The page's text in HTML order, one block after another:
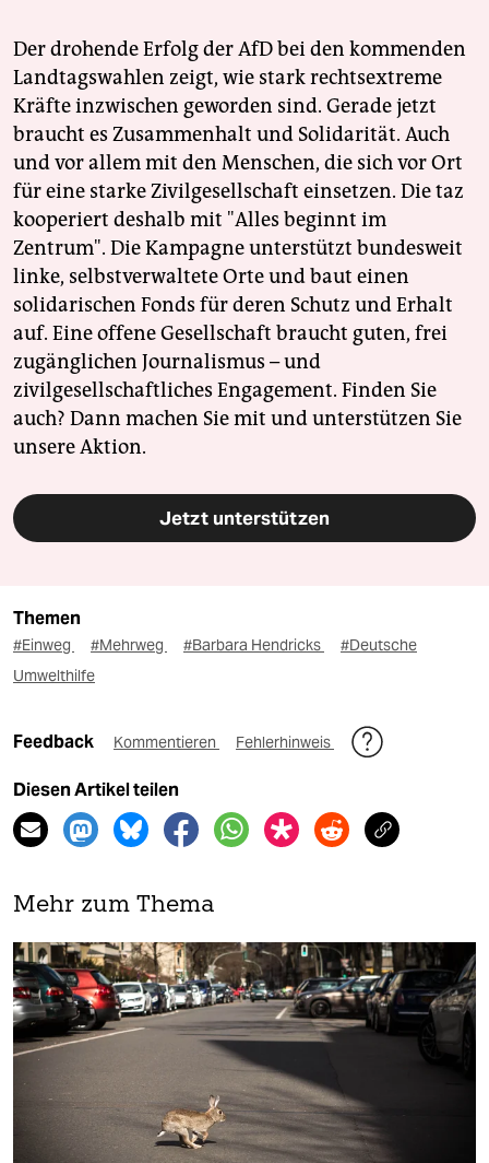
Der drohende Erfolg der AfD bei den kommenden
Landtagswahlen zeigt, wie stark rechtsextreme
Kräfte inzwischen geworden sind. Gerade jetzt
braucht es Zusammenhalt und Solidarität. Auch
und vor allem mit den Menschen, die sich vor Ort
für eine starke Zivilgesellschaft einsetzen. Die taz
kooperiert deshalb mit "Alles beginnt im
Zentrum". Die Kampagne unterstützt bundesweit
linke, selbstverwaltete Orte und baut einen
solidarischen Fonds für deren Schutz und Erhalt
auf. Eine offene Gesellschaft braucht guten, frei
zugänglichen Journalismus – und
zivilgesellschaftliches Engagement. Finden Sie
auch? Dann machen Sie mit und unterstützen Sie
unsere Aktion.
Jetzt unterstützen
Themen
#Einweg #Mehrweg #Barbara Hendricks
#Deutsche
Umwelthilfe
Feedback Kommentieren Fehlerhinweis
Diesen Artikel teilen
Mehr zum Thema